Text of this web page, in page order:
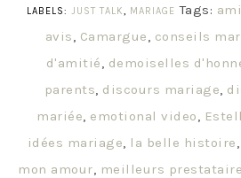
LABELS: JUST TALK, MARIAGE Tags:
avis, Camargue, conseils
d'amitié, demoiselles
parents, discours mariage,
mariée, emotional video,
idées mariage, la belle histoire,
mon amour, meilleurs